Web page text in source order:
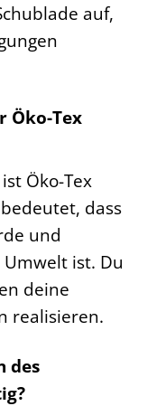
auf,
Öko-Tex
Öko-Tex
dass
und
ist. Du
deine
realisieren.
des